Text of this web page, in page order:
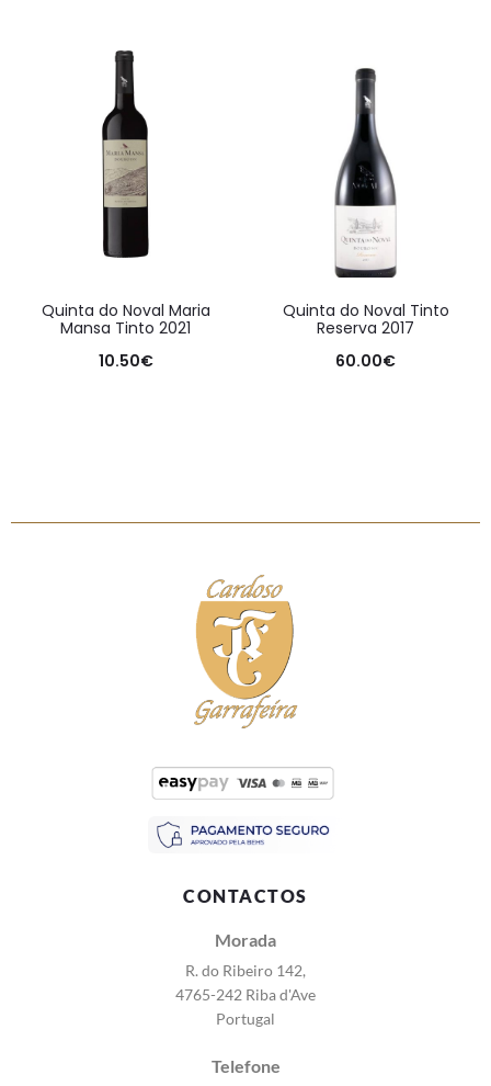
Quinta do Noval Maria
Mansa Tinto 2021
10.50€
Quinta do Noval Tinto
Reserva 2017
60.00€
CONTACTOS
Morada
R. do Ribeiro 142,
4765-242 Riba d'Ave
Portugal
Telefone